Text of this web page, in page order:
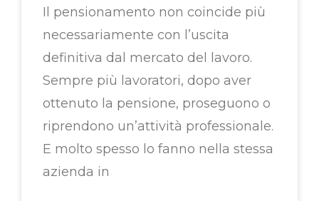
Il pensionamento non coincide più
necessariamente con l’uscita
definitiva dal mercato del lavoro.
Sempre più lavoratori, dopo aver
ottenuto la pensione, proseguono o
riprendono un’attività professionale.
E molto spesso lo fanno nella stessa
azienda in